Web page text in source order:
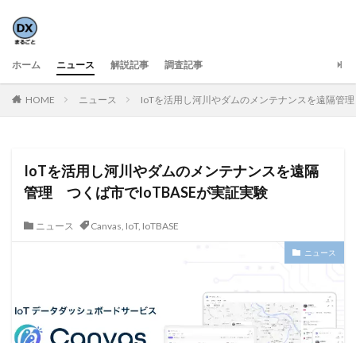
ホーム ニュース 解説記事 調査記事
HOME ニュース IoTを活用し河川やダムのメンテナンスを遠隔管
IoTを活用し河川やダムのメンテナンスを遠隔
管理 つくば市でIoTBASEが実証実験
ニュース Canvas, IoT, IoTBASE
ニュース